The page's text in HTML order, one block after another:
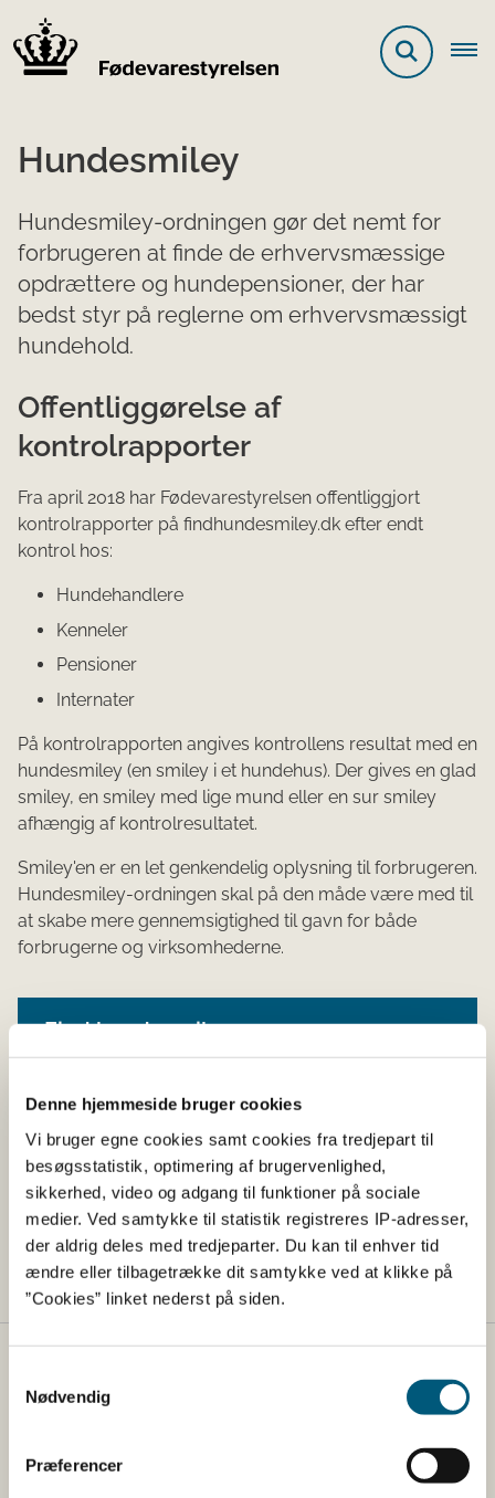
Denne hjemmeside bruger cookies
Vi bruger egne cookies samt cookies fra tredjepart til
besøgsstatistik, optimering af brugervenlighed,
sikkerhed, video og adgang til funktioner på sociale
medier. Ved samtykke til statistik registreres IP-adresser,
der aldrig deles med tredjeparter. Du kan til enhver tid
ændre eller tilbagetrække dit samtykke ved at klikke på
”Cookies” linket nederst på siden.
Nødvendig
Præferencer
Hundesmiley
​Hundesmiley-ordningen gør det nemt for
forbrugeren at finde de erhvervsmæssige
opdrættere og hundepensioner, der har
bedst styr på reglerne om erhvervsmæssigt
hundehold.
Offentliggørelse af
kontrolrapporter
Fra april 2018 har Fødevarestyrelsen offentliggjort
kontrolrapporter på findhundesmiley.dk efter endt
kontrol hos:
Hundehandlere
Kenneler
Pensioner
Internater
På kontrolrapporten angives kontrollens resultat med en
hundesmiley (en smiley i et hundehus). Der gives en glad
smiley, en smiley med lige mund eller en sur smiley
afhængig af kontrolresultatet.
Smiley'en er en let genkendelig oplysning til forbrugeren.
Hundesmiley-ordningen skal på den måde være med til
at skabe mere gennemsigtighed til gavn for både
forbrugerne og virksomhederne.
Find hundesmiley
om hundesmiley-ordningen og
omfattet.
Gå til findhundesmiley.dk
fødevarekæden fra jord til bord med fokus på